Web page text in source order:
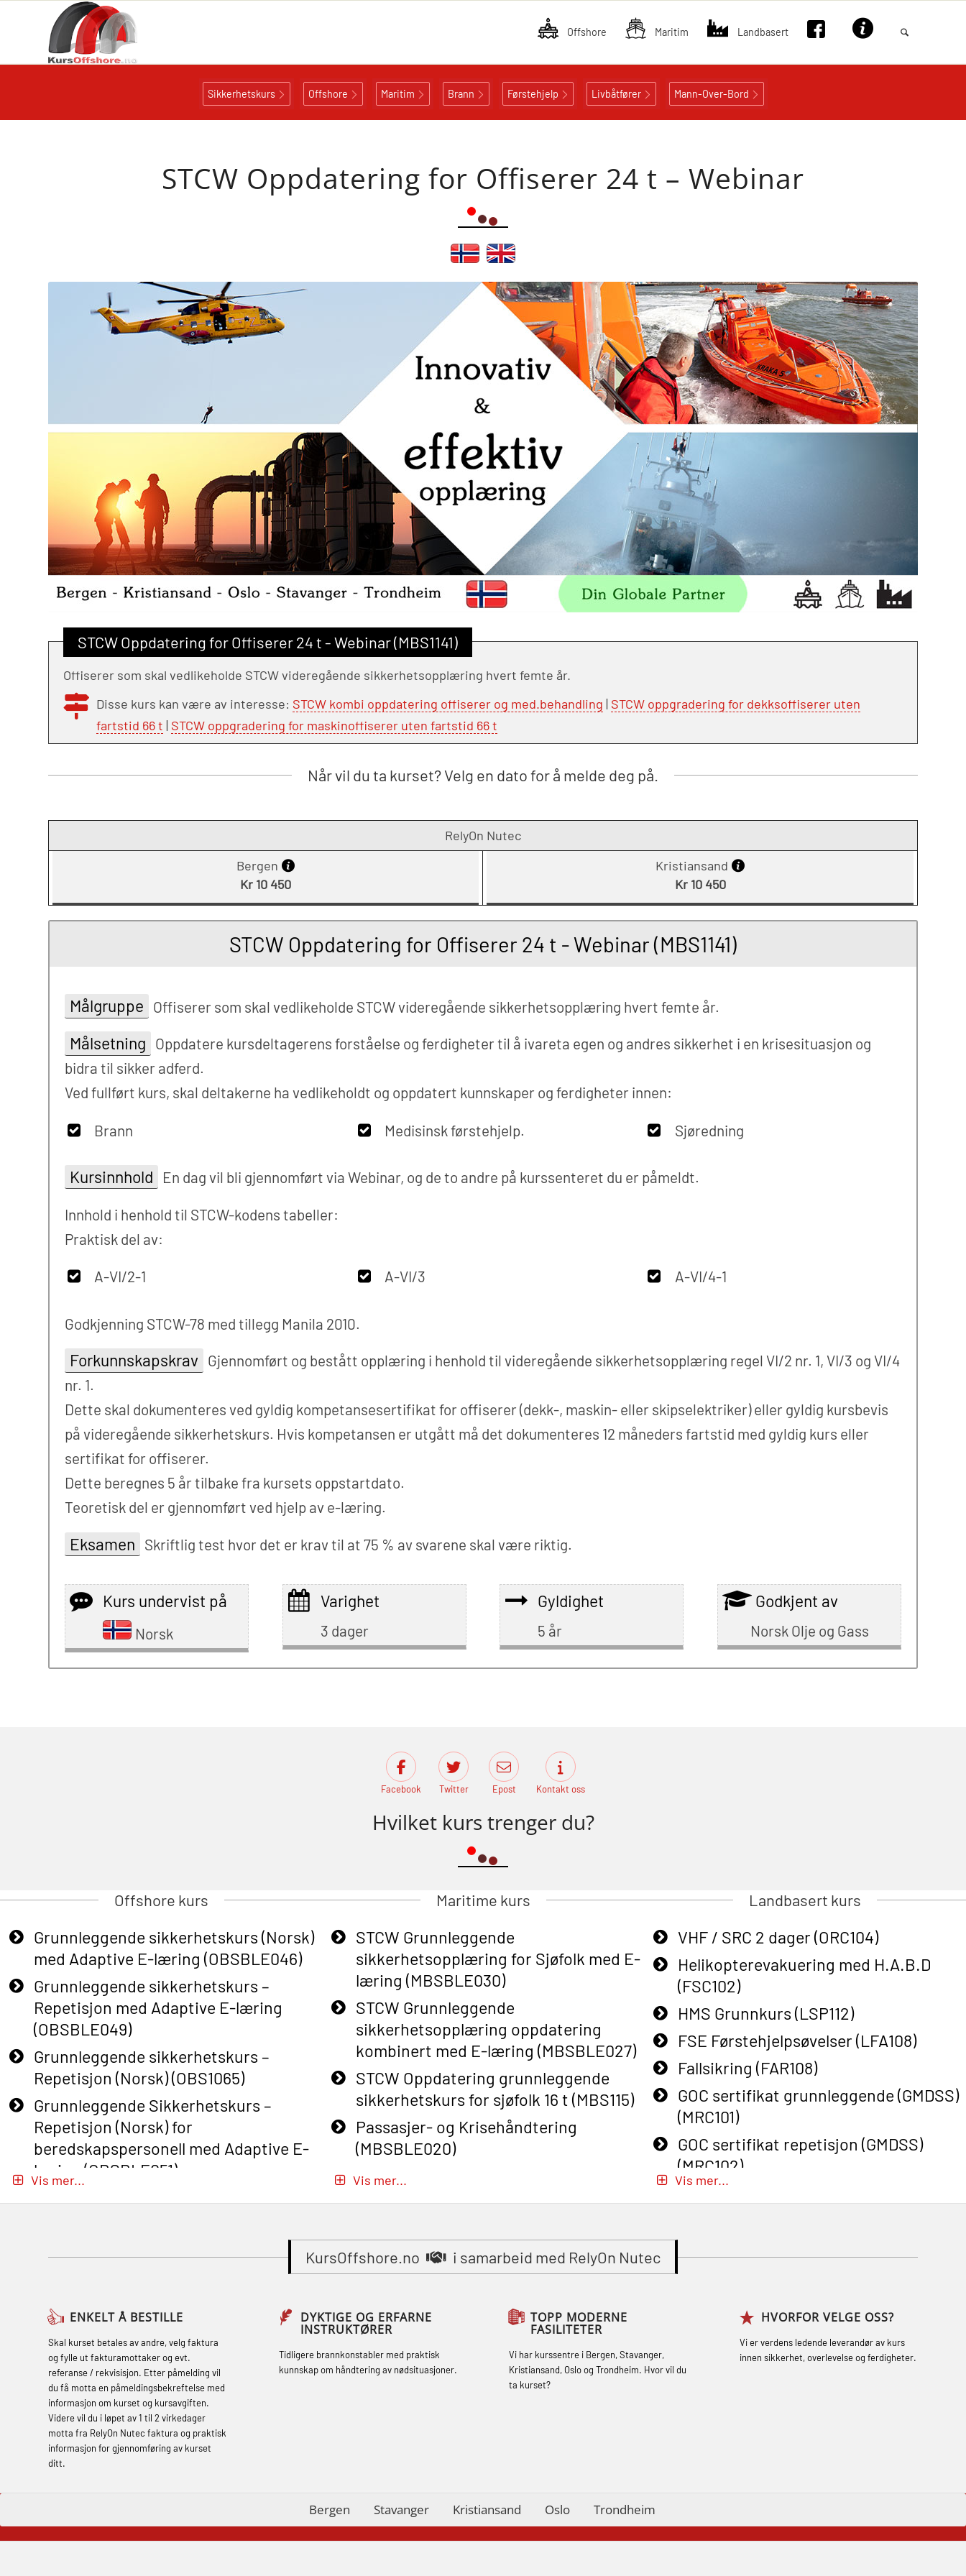
Offshore Maritim Landbasert
Sikkerhetskurs Offshore Maritim Brann Førstehjelp Livbåtfører Mann-Over-Bord
STCW Oppdatering for Offiserer 24 t – Webinar
STCW Oppdatering for Offiserer 24 t - Webinar (MBS1141)
Offiserer som skal vedlikeholde STCW videregående sikkerhetsopplæring hvert femte år.
Disse kurs kan være av interesse: STCW kombi oppdatering offiserer og med.behandling | STCW oppgradering for dekksoffiserer uten
fartstid 66 t | STCW oppgradering for maskinoffiserer uten fartstid 66 t
Når vil du ta kurset? Velg en dato for å melde deg på.
RelyOn Nutec
Bergen
Kr 10 450
Kristiansand
Kr 10 450
STCW Oppdatering for Offiserer 24 t - Webinar (MBS1141)
Målgruppe Offiserer som skal vedlikeholde STCW videregående sikkerhetsopplæring hvert femte år.
Målsetning Oppdatere kursdeltagerens forståelse og ferdigheter til å ivareta egen og andres sikkerhet i en krisesituasjon og
bidra til sikker adferd.
Ved fullført kurs, skal deltakerne ha vedlikeholdt og oppdatert kunnskaper og ferdigheter innen:
Brann Medisinsk førstehjelp. Sjøredning
Kursinnhold En dag vil bli gjennomført via Webinar, og de to andre på kurssenteret du er påmeldt.
Innhold i henhold til STCW-kodens tabeller:
Praktisk del av:
A-VI/2-1 A-VI/3 A-VI/4-1
Godkjenning STCW-78 med tillegg Manila 2010.
Forkunnskapskrav Gjennomført og bestått opplæring i henhold til videregående sikkerhetsopplæring regel VI/2 nr. 1, VI/3 og VI/4
nr. 1.
Dette skal dokumenteres ved gyldig kompetansesertifikat for offiserer (dekk-, maskin- eller skipselektriker) eller gyldig kursbevis
på videregående sikkerhetskurs. Hvis kompetansen er utgått må det dokumenteres 12 måneders fartstid med gyldig kurs eller
sertifikat for offiserer.
Dette beregnes 5 år tilbake fra kursets oppstartdato.
Teoretisk del er gjennomført ved hjelp av e-læring.
Eksamen Skriftlig test hvor det er krav til at 75 % av svarene skal være riktig.
Kurs undervist på
Norsk
Varighet
3 dager
Gyldighet
5 år
Godkjent av
Norsk Olje og Gass
Facebook Twitter Epost Kontakt oss
Hvilket kurs trenger du?
Offshore kurs
Grunnleggende sikkerhetskurs (Norsk)
med Adaptive E-læring (OBSBLE046)
Grunnleggende sikkerhetskurs –
Repetisjon med Adaptive E-læring
(OBSBLE049)
Grunnleggende sikkerhetskurs –
Repetisjon (Norsk) (OBS1065)
Grunnleggende Sikkerhetskurs –
Repetisjon (Norsk) for
beredskapspersonell med Adaptive E-
læring (OBSBLE051)
Basic Safety Training – Refresher
Course (English) (OBS1063)
Basic Safety Training – Refresher
Course (English) for emergency
response personnel with Adaptive E-
learning (OBSBLE050)
Helikopterevakuering inkl pustelunge
Airpocket with E-learning (English)
Vis mer...
Maritime kurs
STCW Grunnleggende
sikkerhetsopplæring for Sjøfolk med E-
læring (MBSBLE030)
STCW Grunnleggende
sikkerhetsopplæring oppdatering
kombinert med E-læring (MBSBLE027)
STCW Oppdatering grunnleggende
sikkerhetskurs for sjøfolk 16 t (MBS115)
Passasjer- og Krisehåndtering
(MBSBLE020)
Passasjer- og Krisehåndtering
sikkerhetsopplæring for fiskere
(MBSBLE031)
sikkerhetsopplæring for fiskere
oppdatering (MBSBLE032)
STCW Sikkerhetsopplæring for mindre
STCW Oppdatering videregående
Vis mer...
Landbasert kurs
VHF / SRC 2 dager (ORC104)
Helikopterevakuering med H.A.B.D
(FSC102)
HMS Grunnkurs (LSP112)
FSE Førstehjelpsøvelser (LFA108)
Fallsikring (FAR108)
GOC sertifikat grunnleggende (GMDSS)
(MRC101)
GOC sertifikat repetisjon (GMDSS)
(MRC102)
Gass kurs H2S (OSP105)
Gass kurs H2S (OSP105)
Grunnkurs Røykdykking Industrivern
Helikopterevakuering med HABD, inkl.
Ulykkesgransking – Webinar (LSP103)
Vis mer...
KursOffshore.no i samarbeid med RelyOn Nutec
ENKELT Å BESTILLE
Skal kurset betales av andre, velg faktura
og fylle ut fakturamottaker og evt.
referanse / rekvisisjon. Etter påmelding vil
du få motta en påmeldingsbekreftelse med
informasjon om kurset og kursavgiften.
Videre vil du i løpet av 1 til 2 virkedager
motta fra RelyOn Nutec faktura og praktisk
informasjon for gjennomføring av kurset
ditt.
DYKTIGE OG ERFARNE
INSTRUKTØRER
Tidligere brannkonstabler med praktisk
kunnskap om håndtering av nødsituasjoner.
TOPP MODERNE
FASILITETER
Vi har kurssentre i Bergen, Stavanger,
Kristiansand, Oslo og Trondheim. Hvor vil du
ta kurset?
HVORFOR VELGE OSS?
Vi er verdens ledende leverandør av kurs
innen sikkerhet, overlevelse og ferdigheter.
Bergen Stavanger Kristiansand Oslo Trondheim